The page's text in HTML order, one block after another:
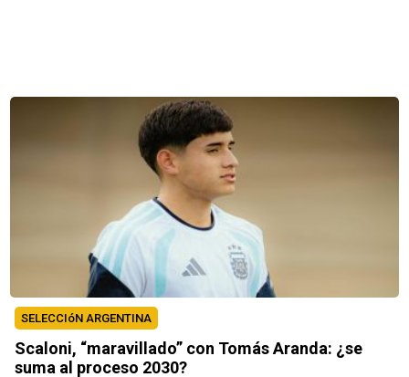
SELECCIóN ARGENTINA
Scaloni, “maravillado” con Tomás Aranda: ¿se
suma al proceso 2030?